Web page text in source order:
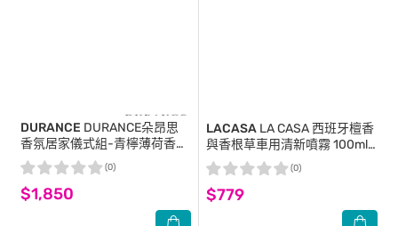
DURANCE DURANCE朵昂思
香氛居家儀式組-青檸薄荷香氛
噴霧(100ml)+棉花田擴香
(100ml)-Tester-專櫃公司貨
$1,850
(0)
LACASA LA CASA 西班牙檀香
與香根草車用清新噴霧 100ml-
2入
$779
(0)